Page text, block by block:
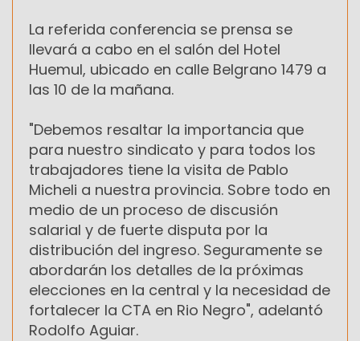
La referida conferencia se prensa se
llevará a cabo en el salón del Hotel
Huemul, ubicado en calle Belgrano 1479 a
las 10 de la mañana.
"Debemos resaltar la importancia que
para nuestro sindicato y para todos los
trabajadores tiene la visita de Pablo
Micheli a nuestra provincia. Sobre todo en
medio de un proceso de discusión
salarial y de fuerte disputa por la
distribución del ingreso. Seguramente se
abordarán los detalles de la próximas
elecciones en la central y la necesidad de
fortalecer la CTA en Rio Negro", adelantó
Rodolfo Aguiar.